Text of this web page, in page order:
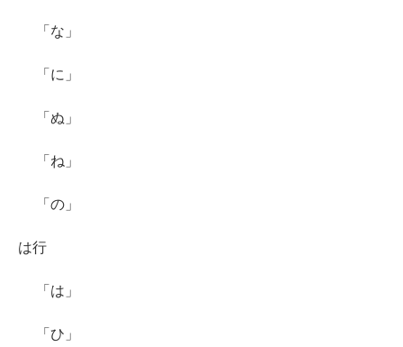
「な」
「に」
「ぬ」
「ね」
「の」
は行
「は」
「ひ」